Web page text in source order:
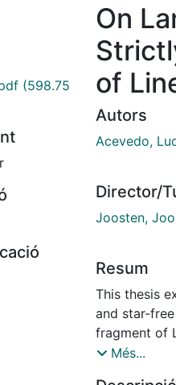
(598.75
On
of
Autors
Acevedo,
Director/
Joosten,
Resum
This thesis
and star-
fragment of
Pos itive
Més...